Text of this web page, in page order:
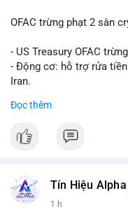
OFAC trừng phạt 2 sàn
- US Treasury OFAC
- Động cơ: hỗ trợ rửa
Iran.
- Tác động: rủi ro cho thị
#binancesquare
#vlikevn #titanbot
Đọc thêm
Tín Hiệu Alpha
1 h